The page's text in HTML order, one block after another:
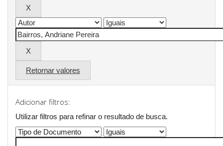
Retornar valores
Adicionar filtros:
Utilizar filtros para refinar o resultado de busca.